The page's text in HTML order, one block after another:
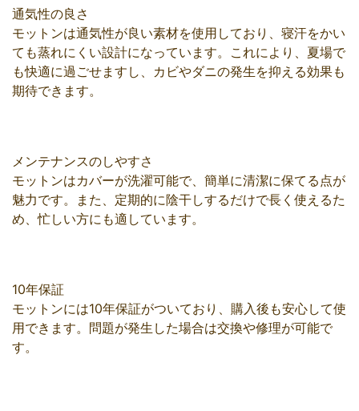
通気性の良さ
モットンは通気性が良い素材を使用しており、寝汗をかい
ても蒸れにくい設計になっています。これにより、夏場で
も快適に過ごせますし、カビやダニの発生を抑える効果も
期待できます。
メンテナンスのしやすさ
モットンはカバーが洗濯可能で、簡単に清潔に保てる点が
魅力です。また、定期的に陰干しするだけで長く使えるた
め、忙しい方にも適しています。
10年保証
モットンには10年保証がついており、購入後も安心して使
用できます。問題が発生した場合は交換や修理が可能で
す。